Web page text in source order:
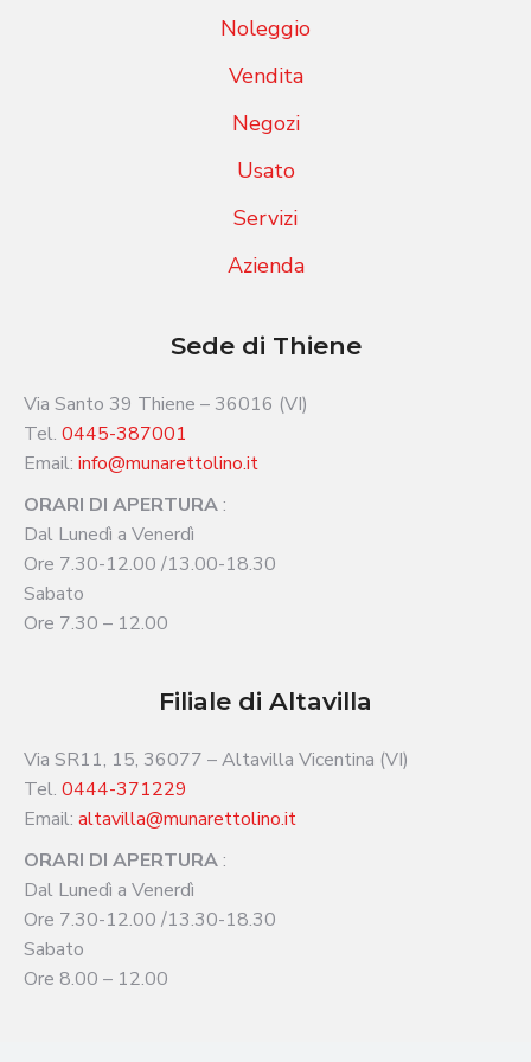
Noleggio
Vendita
Negozi
Usato
Servizi
Azienda
Sede di Thiene
Via Santo 39 Thiene – 36016 (VI)
Tel. 0445-387001
Email: info@munarettolino.it
ORARI DI APERTURA:
Dal Lunedì a Venerdì
Ore 7.30-12.00 /13.00-18.30
Sabato
Ore 7.30 – 12.00
Filiale di Altavilla
Via SR11, 15, 36077 – Altavilla Vicentina (VI)
Tel. 0444-371229
Email: altavilla@munarettolino.it
ORARI DI APERTURA:
Dal Lunedì a Venerdì
Ore 7.30-12.00 /13.30-18.30
Sabato
Ore 8.00 – 12.00